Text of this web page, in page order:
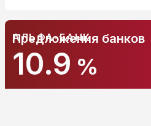
АЛЬФА-БАНК
10.9 %
Предложения банков